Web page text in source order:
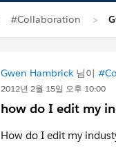
#Collaboration
Gwen Hambrick 님이
2012년 2월 15일 오후 10:00
how do I edit my
How do I edit my